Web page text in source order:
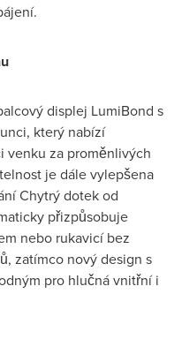
displej LumiBond s
který nabízí
venku za proměnlivých
je dále vylepšena
Chytrý dotek od
přizpůsobuje
nebo rukavicí bez
zatímco nový design s
pro hlučná vnitřní i